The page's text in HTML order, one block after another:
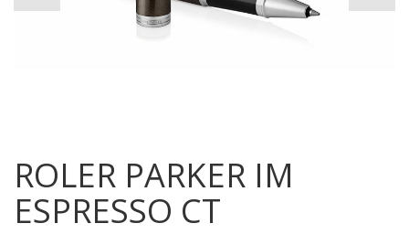
ROLER PARKER IM
ESPRESSO CT